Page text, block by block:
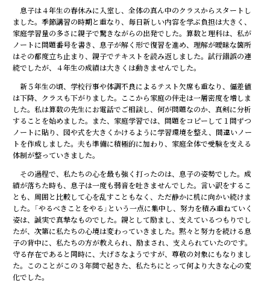
息子は４年生の春休みに入室し、全体の真ん中のクラスからスタートし
ました。季節講習の時期と重なり、毎日新しい内容を学ぶ負担は大きく、
家庭学習量の多さに親子で驚きながらの出発でした。算数と理科は、私が
ノートに問題番号を書き、息子が解く形で復習を進め、理解が曖昧な箇所
はその都度立ち止まり、親子でテキストを読み返しました。試行錯誤の連
続でしたが、４年生の成績は大きくは動きませんでした。
新５年生の頃、学校行事や体調不良によるテスト欠席も重なり、偏差値
は下降、クラスも下がりました。ここから家庭の伴走は一層密度を増しま
した。私は算数の先生にお電話でご相談し、何が問題なのか、真剣に分析
することを始めました。また、家庭学習では、問題をコピーして１問ずつ
ノートに貼り、図や式を大きくかけるように学習環境を整え、間違いノー
トを作成しました。夫も準備に積極的に加わり、家庭全体で受験を支える
体制が整っていきました。
その過程で、私たちの心を最も強く打ったのは、息子の姿勢でした。成
績が落ちた時も、息子は一度も弱音を吐きませんでした。言い訳をするこ
とも、周囲と比較して心を乱すこともなく、ただ静かに机に向かい続けま
した。「やるべきことをやる」という一点に集中し、努力を積み重ねていく
姿は、誠実で真摯なものでした。親として励まし、支えているつもりでし
たが、次第に私たちの心境は変わっていきました。黙々と努力を続ける息
子の背中に、私たちの方が教えられ、励まされ、支えられていたのです。
守る存在であると同時に、大げさなようですが、尊敬の対象にもなりまし
た。このことがこの３年間で起きた、私たちにとって何より大きな心の変
化でした。